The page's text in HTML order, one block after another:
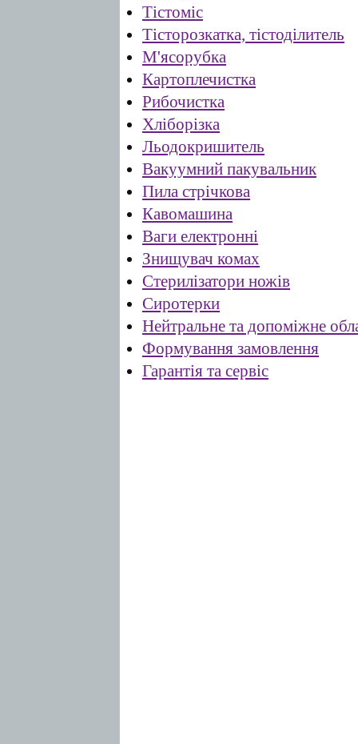
Тістоміс
Тісторозкатка, тістоділитель
М'ясорубка
Картоплечистка
Рибочистка
Хліборізка
Льодокришитель
Вакуумний пакувальник
Пила стрічкова
Кавомашина
Ваги електронні
Знищувач комах
Стерилізатори ножів
Сиротерки
Нейтральне та допоміжне
Формування замовлення
Гарантія та сервіс